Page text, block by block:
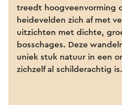
treedt hoogveenvorming
heidevelden zich af met
uitzichten met dichte,
bosschages. Deze
uniek stuk natuur in een
zichzelf al schilderachtig is.